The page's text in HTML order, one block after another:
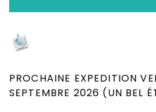
PROCHAINE EXPEDITION
SEPTEMBRE 2026 (UN BEL